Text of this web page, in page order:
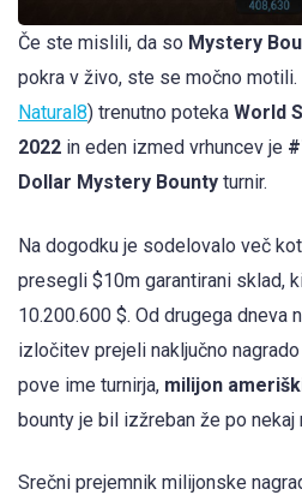
Če ste mislili, da so Mystery
pokra v živo, ste se močno motili.
Natural8) trenutno poteka World
2022 in eden izmed vrhuncev je
Dollar Mystery Bounty turnir.
Na dogodku je sodelovalo več
presegli $10m garantirani sklad,
10.200.600 $. Od drugega dneva
izločitev prejeli naključno
pove ime turnirja, milijon
bounty je bil izžreban že po nekaj
Srečni prejemnik milijonske